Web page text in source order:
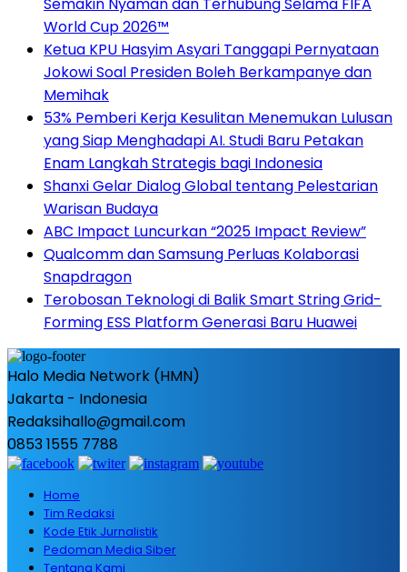
Semakin Nyaman dan Terhubung Selama FIFA
World Cup 2026™
Ketua KPU Hasyim Asyari Tanggapi Pernyataan
Jokowi Soal Presiden Boleh Berkampanye dan
Memihak
53% Pemberi Kerja Kesulitan Menemukan Lulusan
yang Siap Menghadapi AI. Studi Baru Petakan
Enam Langkah Strategis bagi Indonesia
Shanxi Gelar Dialog Global tentang Pelestarian
Warisan Budaya
ABC Impact Luncurkan “2025 Impact Review”
Qualcomm dan Samsung Perluas Kolaborasi
Snapdragon
Terobosan Teknologi di Balik Smart String Grid-
Forming ESS Platform Generasi Baru Huawei
Halo Media Network (HMN)
Jakarta - Indonesia
Redaksihallo@gmail.com
0853 1555 7788
Home
Tim Redaksi
Kode Etik Jurnalistik
Pedoman Media Siber
Tentang Kami